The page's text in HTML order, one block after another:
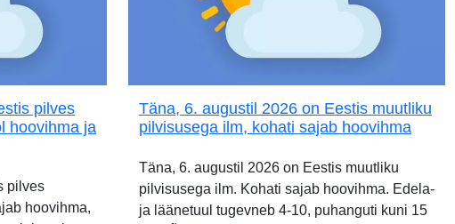
pilves
hoovihma ja
pilves
hoovihma,
Täna, 6. augustil 2026 on Eestis muutliku
pilvisusega ilm, kohati sajab hoovihma
Täna, 6. augustil 2026 on Eestis muutliku
pilvisusega ilm. Kohati sajab hoovihma. Edela-
ja läänetuul tugevneb 4-10, puhanguti kuni 15